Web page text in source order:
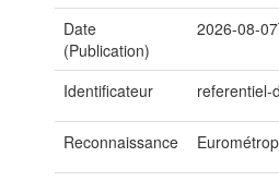
Date
(Publication)
2026-08-
Identificateur referentiel-
Reconnaissance